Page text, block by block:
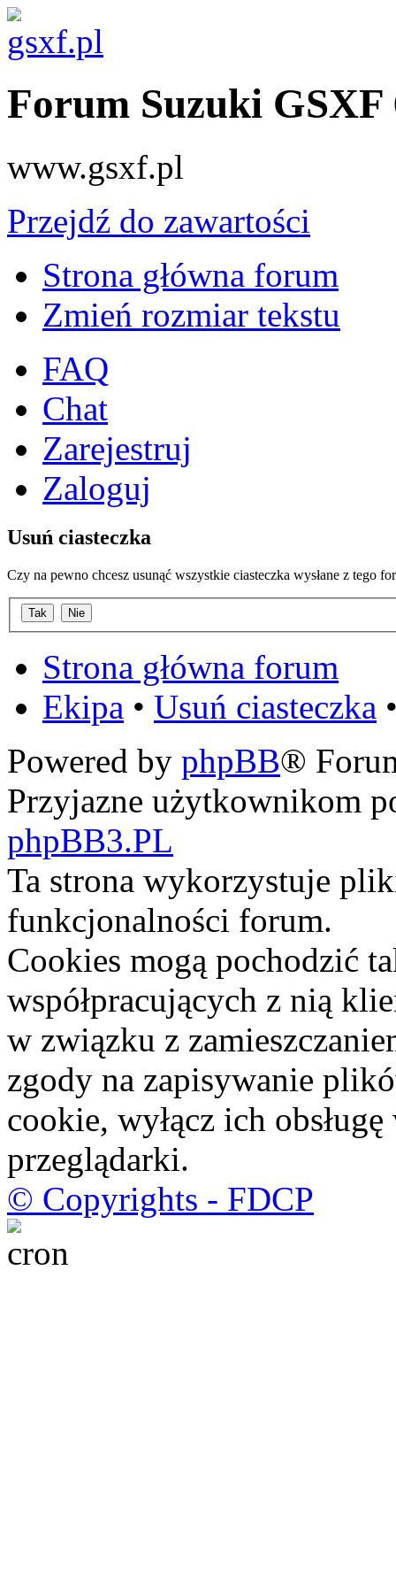
Forum Suzuki GSXF
www.gsxf.pl
Przejdź do zawartości
Strona główna forum
Zmień rozmiar tekstu
FAQ
Chat
Zarejestruj
Zaloguj
Usuń ciasteczka
Czy na pewno chcesz usunąć wszystkie ciasteczka wysłane z tego
Strona główna forum
Ekipa • Usuń ciasteczka
Powered by phpBB®
Przyjazne użytkownikom
phpBB3.PL
Ta strona wykorzystuje
funkcjonalności forum.
Cookies mogą pochodzić
współpracujących z nią
w związku z
zgody na zapisywanie
cookie, wyłącz ich
przeglądarki.
© Copyrights - FDCP